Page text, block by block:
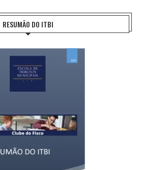
RESUMÃO DO ITBI